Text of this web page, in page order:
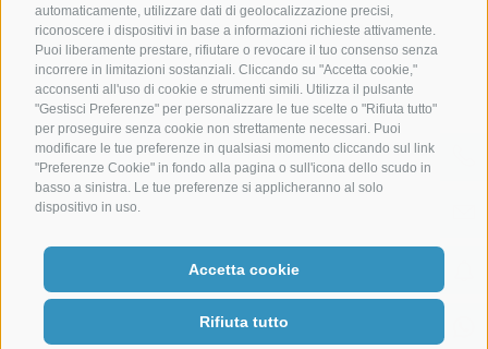
automaticamente, utilizzare dati di geolocalizzazione precisi,
riconoscere i dispositivi in base a informazioni richieste attivamente.
Puoi liberamente prestare, rifiutare o revocare il tuo consenso senza
incorrere in limitazioni sostanziali. Cliccando su "Accetta cookie,"
acconsenti all'uso di cookie e strumenti simili. Utilizza il pulsante
"Gestisci Preferenze" per personalizzare le tue scelte o "Rifiuta tutto"
per proseguire senza cookie non strettamente necessari. Puoi
modificare le tue preferenze in qualsiasi momento cliccando sul link
"Preferenze Cookie" in fondo alla pagina o sull'icona dello scudo in
basso a sinistra. Le tue preferenze si applicheranno al solo
dispositivo in uso.
Accetta cookie
Rifiuta tutto
Credits| Mappa del sito| Cookie Policy|Privacy| Preferenze Cookies
| IT02485430215